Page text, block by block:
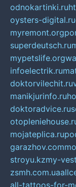
odnokartinki.ru
oysters-digital.ru
myremont.org
superdeutsch.ru
mypetslife.org
infoelectrik.ru
doktorvilechit.ru
manikjurinfo.ru
doktoradvice.ru
mojateplica.ru
garazhov.com
stroyu.kzmy-
zsmh.com.ua
all-tattoos-for-